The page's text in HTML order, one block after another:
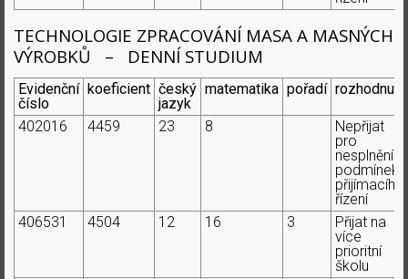
TECHNOLOGIE ZPRACOVÁNÍ MASA A MASNÝCH
VÝROBKŮ – DENNÍ STUDIUM
Evidenční
číslo
koeficient český
jazyk
matematika pořadí rozhodnutí
402016 4459 23 8
Nepřijat
pro
nesplnění
podmínek
přijímacího
řízení
406531
4504 12 16 3
Přijat na
více
prioritní
školu